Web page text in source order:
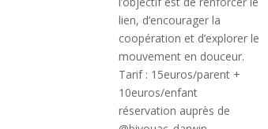
lien, d’encourager la
coopération et d’explorer le
mouvement en douceur.
Tarif : 15euros/parent +
10euros/enfant
réservation auprès de